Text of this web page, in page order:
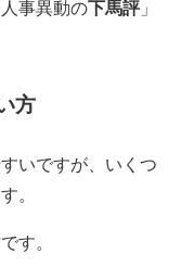
事異動の下馬評 」
方
いですが、いくつ
。
す。